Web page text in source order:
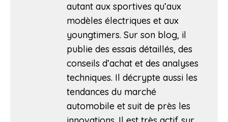
autant aux sportives qu’aux
modèles électriques et aux
youngtimers. Sur son blog, il
publie des essais détaillés, des
conseils d’achat et des analyses
techniques. Il décrypte aussi les
tendances du marché
automobile et suit de près les